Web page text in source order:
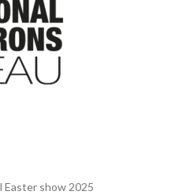
Easter show 2025